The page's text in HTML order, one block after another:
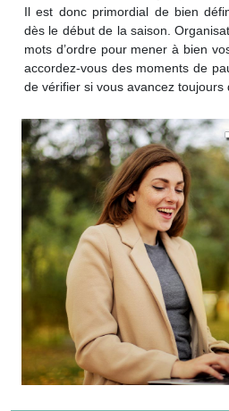
Il est donc primordial de bien
dès le début de la saison.
mots d’ordre pour mener à bien
accordez-vous des moments de
de vérifier si vous avancez toujours